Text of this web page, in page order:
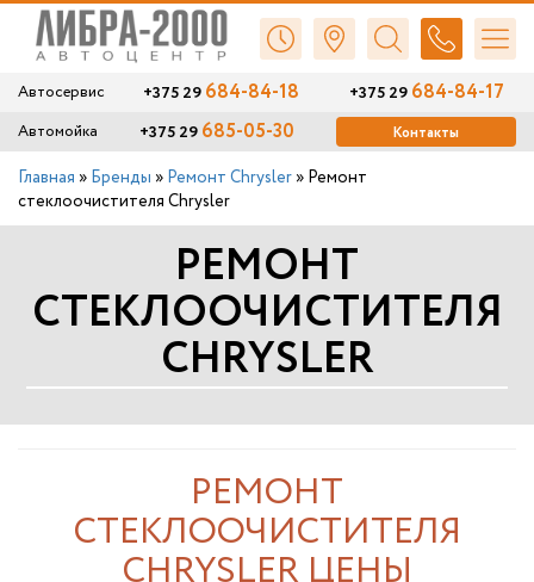
Автосервис +375 29684-84-18 +375 29684-84-17
Автомойка +375 29 685-05-30 Контакты
Главная » Бренды » Ремонт Chrysler » Ремонт
стеклоочистителя Chrysler
РЕМОНТ
СТЕКЛООЧИСТИТЕЛЯ
CHRYSLER
РЕМОНТ
СТЕКЛООЧИСТИТЕЛЯ